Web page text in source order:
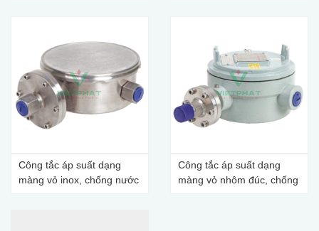
Công tắc áp suất dạng
màng vỏ inox, chống nước
Công tắc áp suất dạng
màng vỏ nhôm đúc, chống